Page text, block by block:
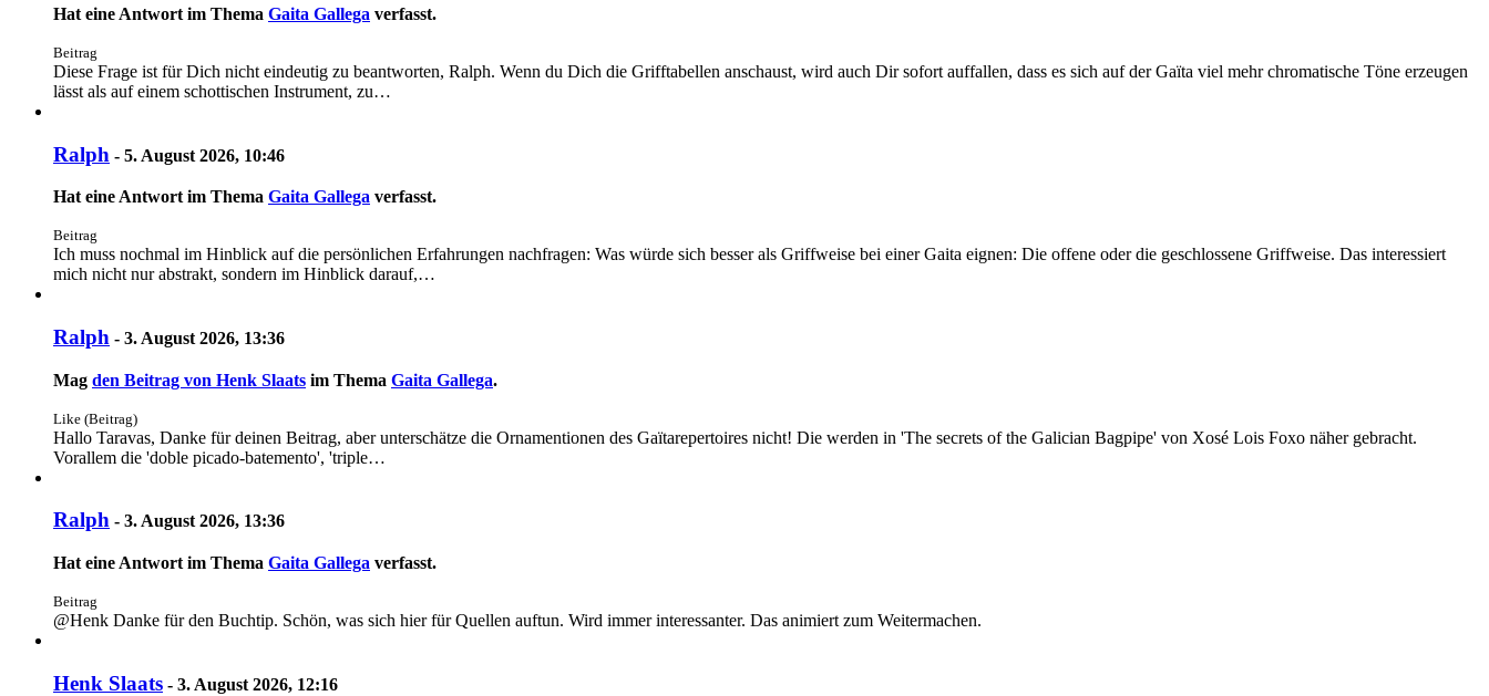
Hat eine Antwort im Thema Gaita Gallega verfasst.
Beitrag
Diese Frage ist für Dich nicht eindeutig zu beantworten, Ralph. Wenn du Dich die Grifftabellen anschaust, wird auch Dir sofort auffallen, dass es sich auf der Gaïta viel mehr chromatische Töne erzeugen
lässt als auf einem schottischen Instrument, zu…
Ralph - 5. August 2026, 10:46
Hat eine Antwort im Thema Gaita Gallega verfasst.
Beitrag
Ich muss nochmal im Hinblick auf die persönlichen Erfahrungen nachfragen: Was würde sich besser als Griffweise bei einer Gaita eignen: Die offene oder die geschlossene Griffweise. Das interessiert
mich nicht nur abstrakt, sondern im Hinblick darauf,…
Ralph - 3. August 2026, 13:36
Mag den Beitrag von Henk Slaats im Thema Gaita Gallega.
Like (Beitrag)
Hallo Taravas, Danke für deinen Beitrag, aber unterschätze die Ornamentionen des Gaïtarepertoires nicht! Die werden in 'The secrets of the Galician Bagpipe' von Xosé Lois Foxo näher gebracht.
Vorallem die 'doble picado-batemento', 'triple…
Ralph - 3. August 2026, 13:36
Hat eine Antwort im Thema Gaita Gallega verfasst.
Beitrag
@Henk Danke für den Buchtip. Schön, was sich hier für Quellen auftun. Wird immer interessanter. Das animiert zum Weitermachen.
Henk Slaats - 3. August 2026, 12:16